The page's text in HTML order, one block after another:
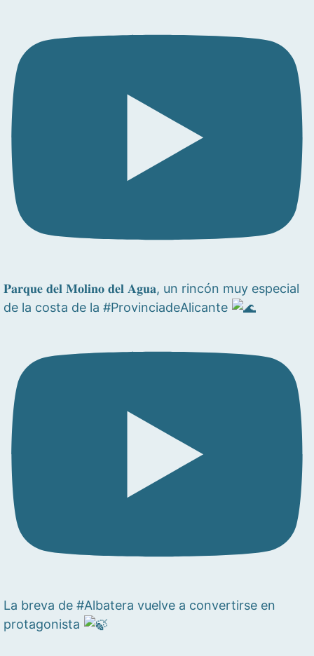
𝐏𝐚𝐫𝐪𝐮𝐞 𝐝𝐞𝐥 𝐌𝐨𝐥𝐢𝐧𝐨 𝐝𝐞𝐥 𝐀𝐠𝐮𝐚, un rincón muy especial
de la costa de la #ProvinciadeAlicante
La breva de #Albatera vuelve a convertirse en
protagonista